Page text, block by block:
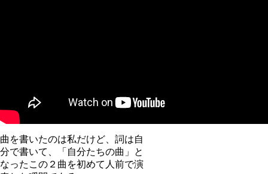
曲を書いたのは私だけど、詞は自
分で書いて、「自分たちの曲」と
なったこの２曲を初めて人前で演